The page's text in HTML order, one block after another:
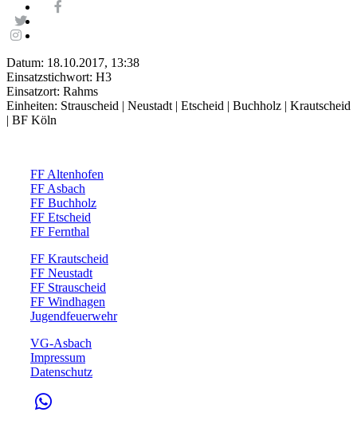
Datum: 18.10.2017, 13:38
Einsatzstichwort: H3
Einsatzort: Rahms
Einheiten: Strauscheid | Neustadt | Etscheid | Buchholz | Krautscheid
| BF Köln
FF Altenhofen
FF Asbach
FF Buchholz
FF Etscheid
FF Fernthal
FF Krautscheid
FF Neustadt
FF Strauscheid
FF Windhagen
Jugendfeuerwehr
VG-Asbach
Impressum
Datenschutz